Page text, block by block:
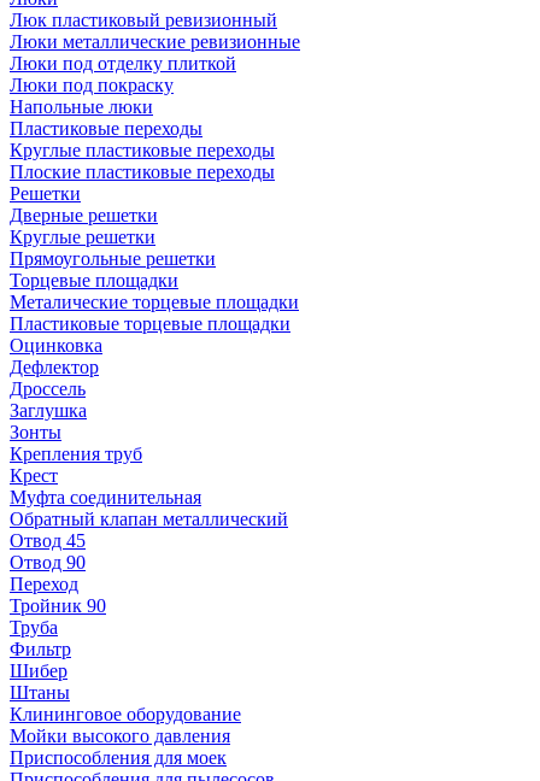
Люк пластиковый ревизионный
Люки металлические ревизионные
Люки под отделку плиткой
Люки под покраску
Напольные люки
Пластиковые переходы
Круглые пластиковые переходы
Плоские пластиковые переходы
Решетки
Дверные решетки
Круглые решетки
Прямоугольные решетки
Торцевые площадки
Металические торцевые площадки
Пластиковые торцевые площадки
Оцинковка
Дефлектор
Дроссель
Заглушка
Зонты
Крепления труб
Крест
Муфта соединительная
Обратный клапан металлический
Отвод 45
Отвод 90
Переход
Тройник 90
Труба
Фильтр
Шибер
Штаны
Клининговое оборудование
Мойки высокого давления
Приспособления для моек